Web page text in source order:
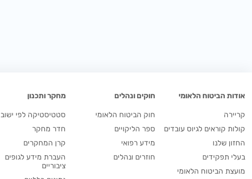
אודות הביטוח הלאומי
קריירה
קולות קוראים לגיוס עובדים
החזון שלנו
בעלי תפקידים
מועצת הביטוח הלאומי
חוקים ונהלים
חוק הביטוח הלאומי
ספר הליקויים
מידע רפואי
חוזרים ונהלים
מחקר ותכנון
סטטיסטיקה לפי ישוב
חדר מחקר
קרן המחקרים
העברת מידע לגופים
ציבוריים